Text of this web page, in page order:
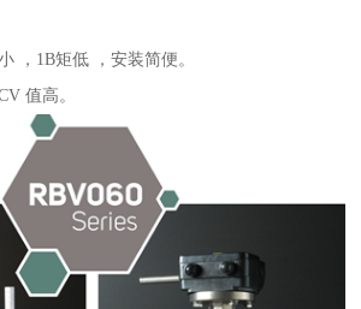
1B矩低 ，安装简便。
值高。